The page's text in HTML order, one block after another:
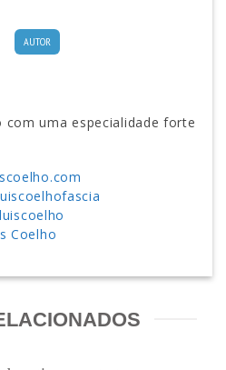
AUTOR
uma especialidade forte
Coelho